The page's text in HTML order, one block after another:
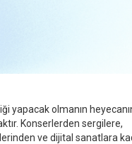
olmanın
Konserlerden sergilere,
ve dijital sanatlara